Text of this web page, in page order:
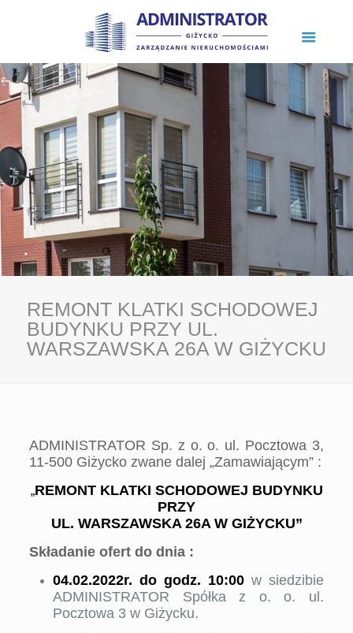
REMONT KLATKI SCHODOWEJ
BUDYNKU PRZY UL.
WARSZAWSKA 26A W GIŻYCKU
ADMINISTRATOR Sp. z o. o. ul. Pocztowa 3,
11-500 Giżycko zwane dalej „Zamawiającym” :
„REMONT KLATKI SCHODOWEJ BUDYNKU
PRZY
UL. WARSZAWSKA 26AW GIŻYCKU”
Składanie ofert do dnia :
04.02.2022r.dogodz. 10:00w siedzibie
ADMINISTRATOR Spółka z o. o. ul.
Pocztowa 3 w Giżycku.